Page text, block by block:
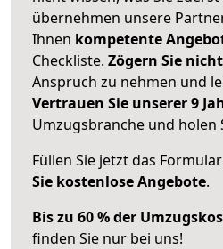
übernehmen unsere
Ihnen kompetente
Checkliste. Zögern Sie nicht
Anspruch zu nehmen und
Vertrauen Sie unserer 9
Umzugsbranche und holen
Füllen Sie jetzt das
Sie kostenlose Angebote.
Bis zu 60 % der
finden Sie nur bei uns!